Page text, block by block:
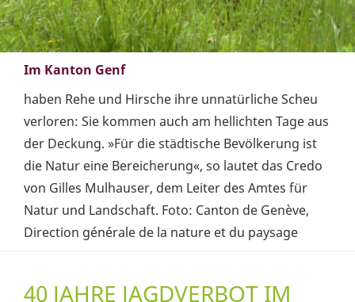
Im Kanton Genf
haben Rehe und Hirsche ihre unnatürliche Scheu
verloren: Sie kommen auch am hellichten Tage aus
der Deckung. »Für die städtische Bevölkerung ist
die Natur eine Bereicherung«, so lautet das Credo
von Gilles Mulhauser, dem Leiter des Amtes für
Natur und Landschaft. Foto: Canton de Genève,
Direction générale de la nature et du paysage
40 JAHRE JAGDVERBOT IM